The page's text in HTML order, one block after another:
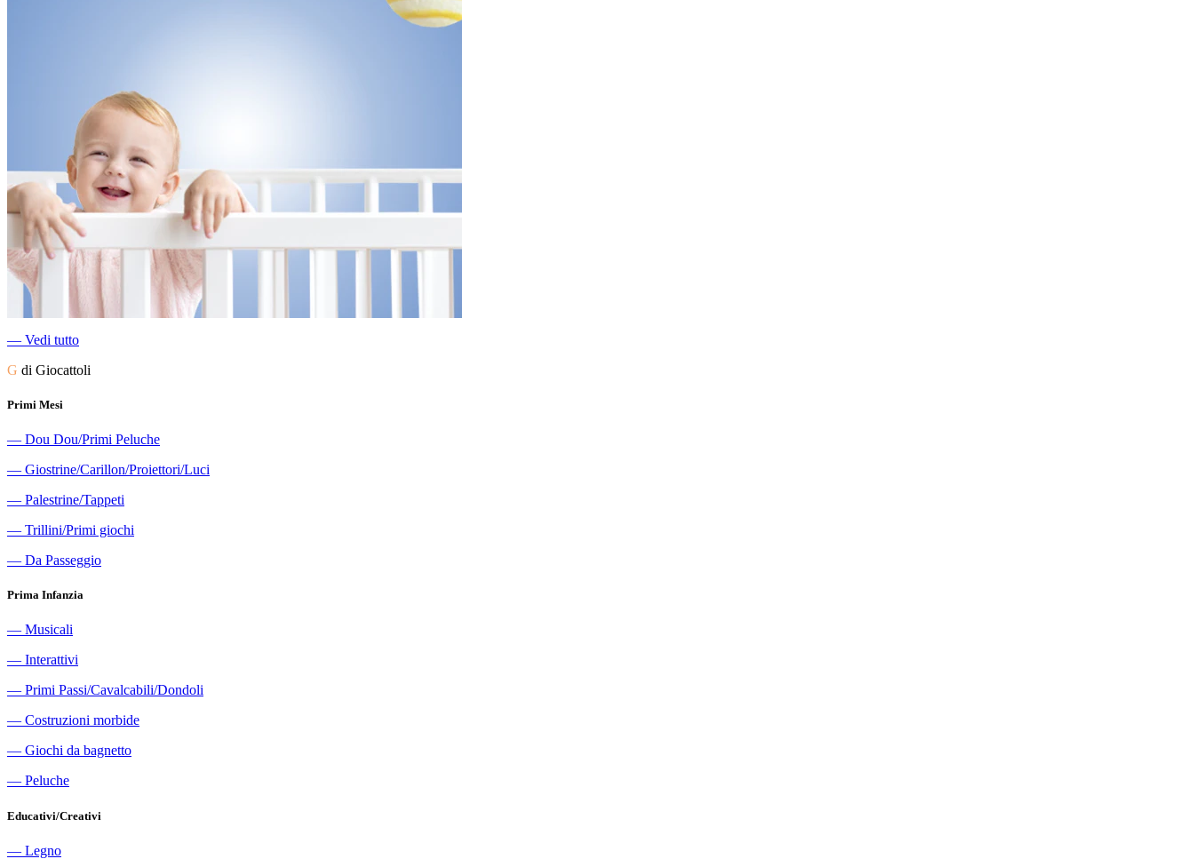
― Vedi tutto
G di Giocattoli
Primi Mesi
― Dou Dou/Primi Peluche
― Giostrine/Carillon/Proiettori/Luci
― Palestrine/Tappeti
― Trillini/Primi giochi
― Da Passeggio
Prima Infanzia
― Musicali
― Interattivi
― Primi Passi/Cavalcabili/Dondoli
― Costruzioni morbide
― Giochi da bagnetto
― Peluche
Educativi/Creativi
― Legno